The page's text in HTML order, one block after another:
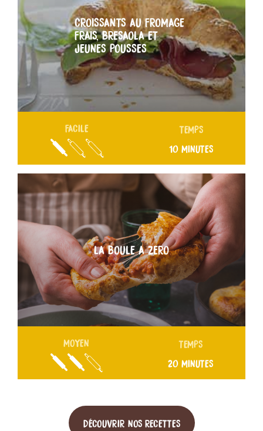
CROISSANTS AU FROMAGE
FRAIS, BRESAOLA ET
JEUNES POUSSES
FACILE TEMPS
10 MINUTES
LA BOULE A ZERO
MOYEN TEMPS
20 MINUTES
DÉCOUVRIR NOS RECETTES